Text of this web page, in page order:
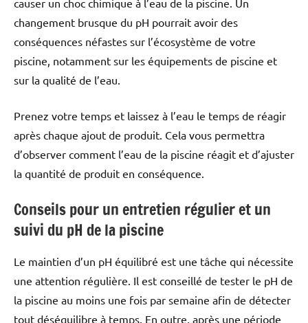
changement brusque du pH pourrait avoir des
conséquences néfastes sur l’écosystème de votre
piscine, notamment sur les équipements de piscine et
sur la qualité de l’eau.
Prenez votre temps et laissez à l’eau le temps de réagir
après chaque ajout de produit. Cela vous permettra
d’observer comment l’eau de la piscine réagit et d’ajuster
la quantité de produit en conséquence.
Conseils pour un entretien régulier et un
suivi du pH de la piscine
Le maintien d’un pH équilibré est une tâche qui nécessite
une attention régulière. Il est conseillé de tester le pH de
la piscine au moins une fois par semaine afin de détecter
tout déséquilibre à temps. En outre, après une période